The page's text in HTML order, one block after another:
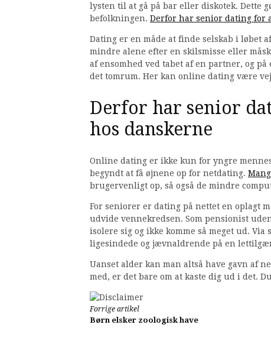
lysten til at gå på bar eller diskotek. Dette
befolkningen. Derfor har senior dating for
Dating er en måde at finde selskab i løbet
mindre alene efter en skilsmisse eller
af ensomhed ved tabet af en partner, og
det tomrum. Her kan online dating være
Derfor har senior
hos danskerne
Online dating er ikke kun for yngre
begyndt at få øjnene op for netdating.
brugervenligt op, så også de mindre
For seniorer er dating på nettet en oplagt
udvide vennekredsen. Som pensionist
isolere sig og ikke komme så meget ud.
ligesindede og jævnaldrende på en
Uanset alder kan man altså have gavn af
med, er det bare om at kaste dig ud i det.
Læs
Forrige artikel
Børn elsker zoologisk have